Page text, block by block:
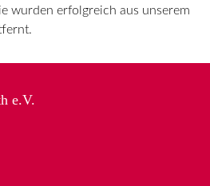
wurden erfolgreich aus unserem
e.V.